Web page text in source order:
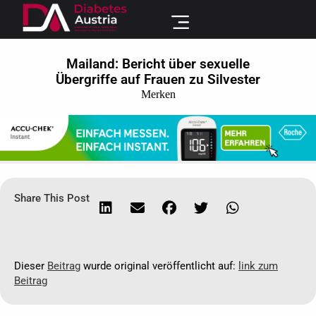
Mailand: Bericht über sexuelle
Übergriffe auf Frauen zu Silvester
Merken
Share This Post
Dieser Beitrag wurde original veröffentlicht auf: link zum
Beitrag